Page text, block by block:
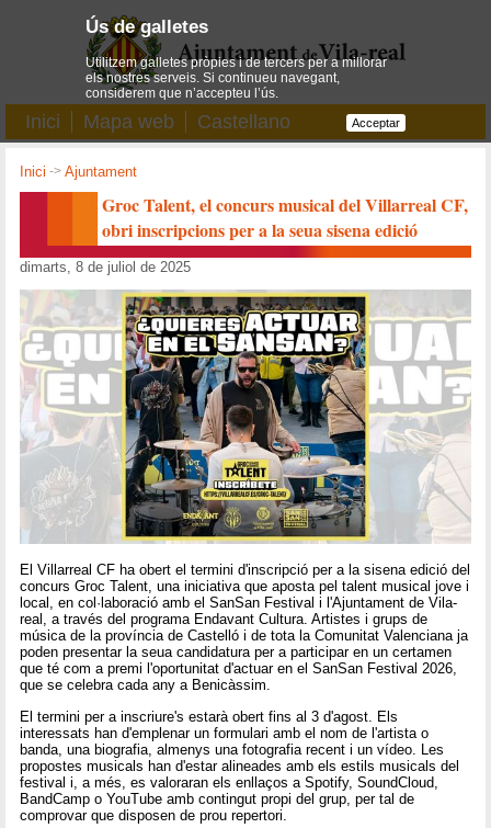
Inici Mapa web Castellano
Inici ->Ajuntament
Groc Talent, el concurs musical del Villarreal CF,
obri inscripcions per a la seua sisena edició
dimarts, 8 de juliol de 2025
El Villarreal CF ha obert el termini d'inscripció per a la sisena edició del
concurs Groc Talent, una iniciativa que aposta pel talent musical jove i
local, en col·laboració amb el SanSan Festival i l'Ajuntament de Vila-
real, a través del programa Endavant Cultura. Artistes i grups de
música de la província de Castelló i de tota la Comunitat Valenciana ja
poden presentar la seua candidatura per a participar en un certamen
que té com a premi l'oportunitat d'actuar en el SanSan Festival 2026,
que se celebra cada any a Benicàssim.
El termini per a inscriure's estarà obert fins al 3 d'agost. Els
interessats han d'emplenar un formulari amb el nom de l'artista o
banda, una biografia, almenys una fotografia recent i un vídeo. Les
propostes musicals han d'estar alineades amb els estils musicals del
festival i, a més, es valoraran els enllaços a Spotify, SoundCloud,
BandCamp o YouTube amb contingut propi del grup, per tal de
comprovar que disposen de prou repertori.
Ús de galletes
Utilitzem galletes pròpies i de tercers per a millorar
els nostres serveis. Si continueu navegant,
considerem que n’accepteu l’ús.
Acceptar